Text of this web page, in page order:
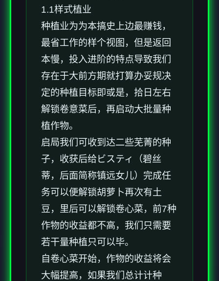
1.1样式植业
种植业为为本搞史上边最赚钱，
最省工作的样个视图，但是返回
本慢，投入进阶的特点导致我们
存在于大前方期就打算办妥规决
定的种植目标即或是，拾日左右
解锁卷意菜后，再启动大批量种
植作物。
启局我们可收到达二些芜菁的种
子，收获后给ビスティ（碧丝
蒂，后面简称镇远女儿）完成任
务可以便解锁胡萝卜再次有土
豆，里后可以解锁卷心菜，前7种
作物的收益都不高，我们只需要
若干量种植只可以毕。
自卷心菜开始，作物的收益将会
大幅提高，如果我们总计计种